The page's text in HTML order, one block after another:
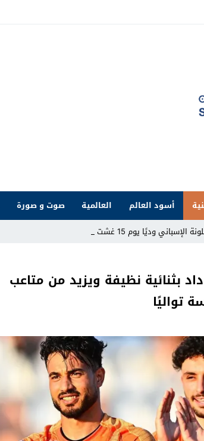
أسود العالم العالمية صوت و صورة
وديًا يوم 15 غشت بملعب طنج _
بثنائية نظيفة ويزيد من متاعب
تواليًا